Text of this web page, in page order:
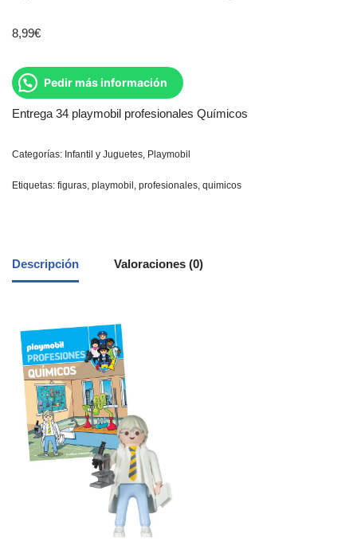
8,99€
Pedir más información
Entrega 34 playmobil profesionales Químicos
Categorías: Infantil y Juguetes, Playmobil
Etiquetas: figuras, playmobil , profesionales, quimicos
Descripción Valoraciones (0)